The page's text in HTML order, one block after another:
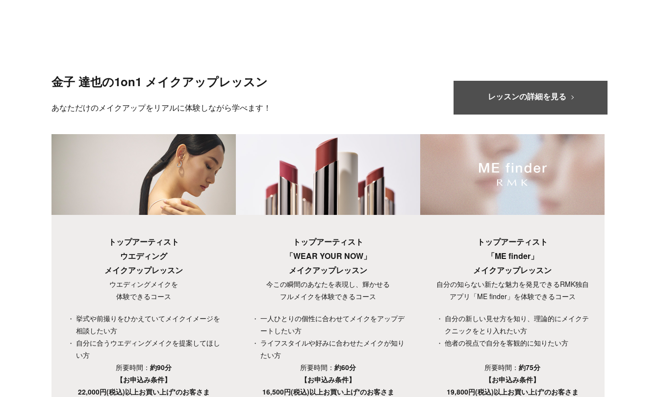
金子 達也の1on1 メイクアップレッスン
あなただけのメイクアップをリアルに体験しながら学べます！
レッスンの詳細を見る
トップアーティスト
ウエディング
メイクアップレッスン
ウエディングメイクを
体験できるコース
挙式や前撮りをひかえていてメイクイメージを
相談したい方
自分に合うウエディングメイクを提案してほし
い方
所要時間： 約90分
【お申込み条件】
22,000円(税込)以上お買い上げ*のお客さま
トップアーティスト
「WEAR YOUR NOW」
メイクアップレッスン
今この瞬間のあなたを表現し、輝かせる
フルメイクを体験できるコース
一人ひとりの個性に合わせてメイクをアップデ
ートしたい方
ライフスタイルや好みに合わせたメイクが知り
たい方
所要時間： 約60分
【お申込み条件】
16,500円(税込)以上お買い上げ*のお客さま
トップアーティスト
「ME finder」
メイクアップレッスン
自分の知らない新たな魅力を発見できるRMK独自
アプリ「ME finder」を体験できるコース
自分の新しい見せ方を知り、理論的にメイクテ
クニックをとり入れたい方
他者の視点で自分を客観的に知りたい方
所要時間： 約75分
【お申込み条件】
19,800円(税込)以上お買い上げ*のお客さま